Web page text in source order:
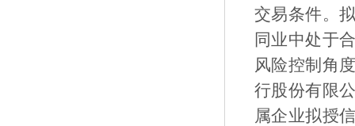
交易条件。
同业中处于
风险控制角
行股份有限
属企业拟授